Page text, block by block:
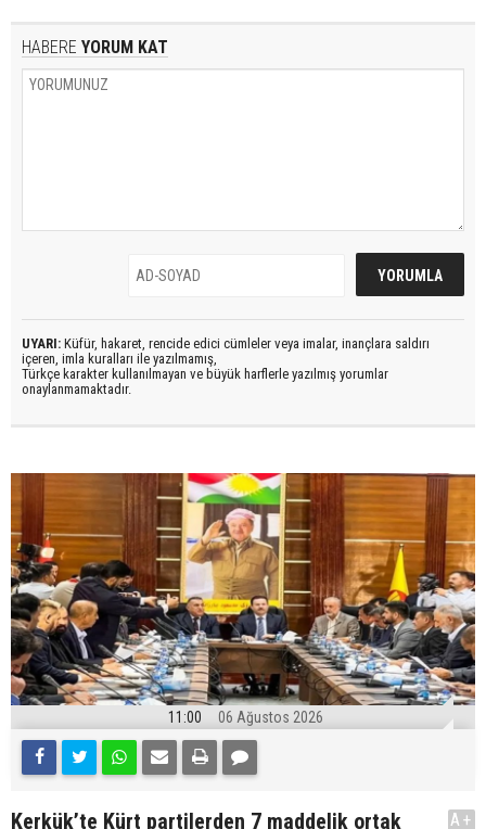
HABERE YORUM KAT
UYARI: Küfür, hakaret, rencide edici cümleler veya imalar, inançlara saldırı
içeren, imla kuralları ile yazılmamış,
Türkçe karakter kullanılmayan ve büyük harflerle yazılmış yorumlar
onaylanmamaktadır.
11:00 06 Ağustos 2026
Kerkük’te Kürt partilerden 7 maddelik ortak A+